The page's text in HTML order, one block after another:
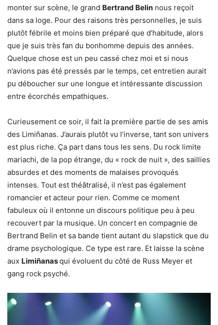
monter sur scène, le grand Bertrand Belin nous reçoit
dans sa loge. Pour des raisons très personnelles, je suis
plutôt fébrile et moins bien préparé que d’habitude, alors
que je suis très fan du bonhomme depuis des années.
Quelque chose est un peu cassé chez moi et si nous
n’avions pas été pressés par le temps, cet entretien aurait
pu déboucher sur une longue et intéressante discussion
entre écorchés empathiques.
Curieusement ce soir, il fait la première partie de ses amis
des Limiñanas. J’aurais plutôt vu l’inverse, tant son univers
est plus riche. Ça part dans tous les sens. Du rock limite
mariachi, de la pop étrange, du « rock de nuit », des saillies
absurdes et des moments de malaises provoqués
intenses. Tout est théâtralisé, il n’est pas également
romancier et acteur pour rien. Comme ce moment
fabuleux où il entonne un discours politique peu à peu
recouvert par la musique. Un concert en compagnie de
Bertrand Belin et sa bande tient autant du slapstick que du
drame psychologique. Ce type est rare. Et laisse la scène
aux Limiñanasqui évoluent du côté de Russ Meyer et
gang rock psyché.